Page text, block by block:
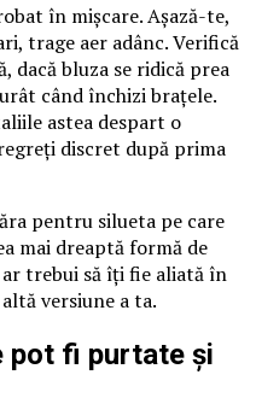
în mișcare. Așază-te,
trage aer adânc. Verifică
bluza se ridică prea
când închizi brațele.
astea despart o
discret după prima
pentru silueta pe care
mai dreaptă formă de
trebui să îți fie aliată în
versiune a ta.
pot fi purtate și